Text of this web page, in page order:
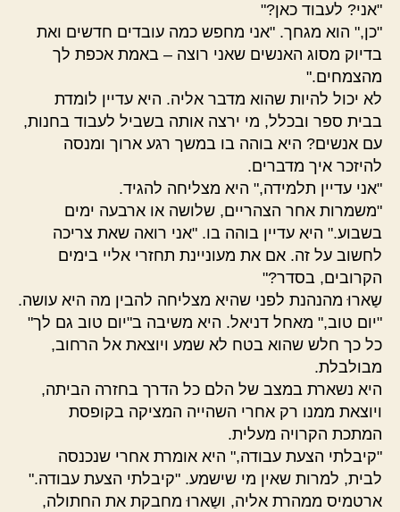
"אני? לעבוד כאן?"
"כן," הוא מגחך. "אני מחפש כמה עובדים חדשים ואת
בדיוק מסוג האנשים שאני רוצה – באמת אכפת לך
מהצמחים."
לא יכול להיות שהוא מדבר אליה. היא עדיין לומדת
בבית ספר ובכלל, מי ירצה אותה בשביל לעבוד בחנות,
עם אנשים? היא בוהה בו במשך רגע ארוך ומנסה
להיזכר איך מדברים.
"אני עדיין תלמידה," היא מצליחה להגיד.
"משמרות אחר הצהריים, שלושה או ארבעה ימים
בשבוע." היא עדיין בוהה בו. "אני רואה שאת צריכה
לחשוב על זה. אם את מעוניינת תחזרי אליי בימים
הקרובים, בסדר?"
שַארוּ מהנהנת לפני שהיא מצליחה להבין מה היא עושה.
"יום טוב," מאחל דניאל. היא משיבה ב"יום טוב גם לך"
כל כך חלש שהוא בטח לא שמע ויוצאת אל הרחוב,
מבולבלת.
היא נשארת במצב של הלם כל הדרך בחזרה הביתה,
ויוצאת ממנו רק אחרי השהייה המציקה בקופסת
המתכת הקרויה מעלית.
"קיבלתי הצעת עבודה," היא אומרת אחרי שנכנסה
לבית, למרות שאין מי שישמע. "קיבלתי הצעת עבודה."
ארטמיס ממהרת אליה, ושַארוּ מחבקת את החתולה,